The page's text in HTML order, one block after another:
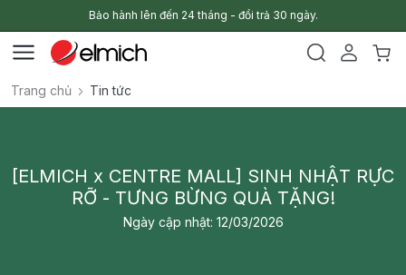
Bảo hành lên đến 24 tháng - đổi trả 30 ngày.
Trang chủ Tin tức
[ELMICH x CENTRE MALL] SINH NHẬT RỰC
RỠ - TƯNG BỪNG QUÀ TẶNG!
Ngày cập nhật: 12/03/2026